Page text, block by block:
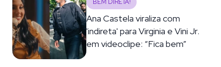
BEM DIRETA!
Ana Castela viraliza com
'indireta' para Virginia e Vini Jr.
em videoclipe: “Fica bem”